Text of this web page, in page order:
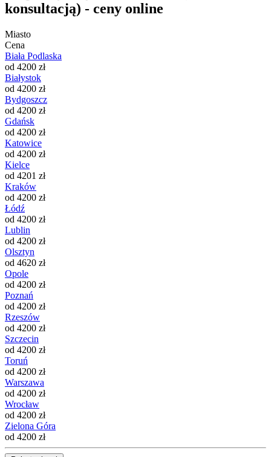
konsultacją) - ceny online
Miasto
Cena
Biała Podlaska
od 4200 zł
Białystok
od 4200 zł
Bydgoszcz
od 4200 zł
Gdańsk
od 4200 zł
Katowice
od 4200 zł
Kielce
od 4201 zł
Kraków
od 4200 zł
Łódź
od 4200 zł
Lublin
od 4200 zł
Olsztyn
od 4620 zł
Opole
od 4200 zł
Poznań
od 4200 zł
Rzeszów
od 4200 zł
Szczecin
od 4200 zł
Toruń
od 4200 zł
Warszawa
od 4200 zł
Wrocław
od 4200 zł
Zielona Góra
od 4200 zł